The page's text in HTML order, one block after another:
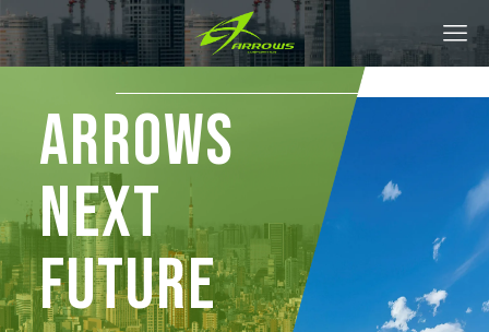
ARROWS
NEXT
FUTURE